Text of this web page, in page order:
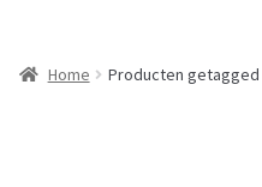
Home Producten